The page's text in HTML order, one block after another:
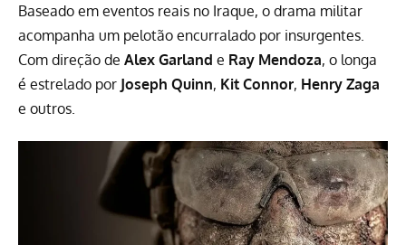
Baseado em eventos reais no Iraque, o drama militar
acompanha um pelotão encurralado por insurgentes.
Com direção de Alex Garland e Ray Mendoza, o longa
é estrelado por Joseph Quinn, Kit Connor, Henry Zaga
e outros.